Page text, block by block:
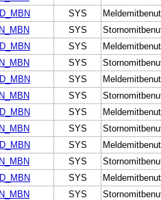
SYS
SYS
SYS
SYS
SYS
SYS
SYS
SYS
SYS
SYS
SYS
SYS